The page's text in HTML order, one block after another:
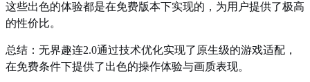
这些出色的体验都是在免费版本下实现的，为用户提供了极高
的性价比。
总结：无界趣连2.0通过技术优化实现了原生级的游戏适配，
在免费条件下提供了出色的操作体验与画质表现。